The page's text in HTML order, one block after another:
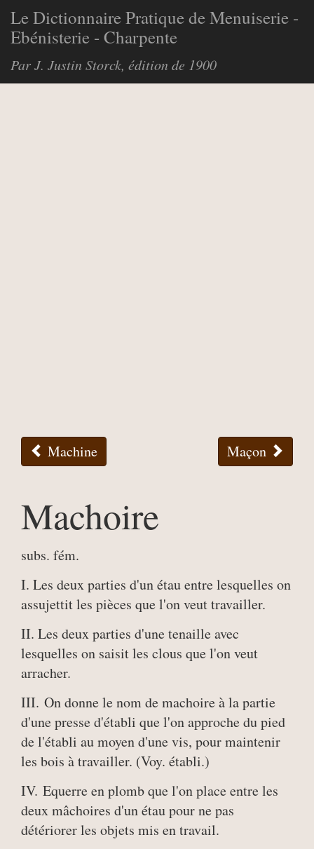
Le Dictionnaire Pratique de Menuiserie -
Ebénisterie - Charpente
Par J. Justin Storck, édition de 1900
Machine Maçon
Machoire
subs. fém.
I. Les deux parties d'un étau entre lesquelles on
assujettit les pièces que l'on veut travailler.
II. Les deux parties d'une tenaille avec
lesquelles on saisit les clous que l'on veut
arracher.
III. On donne le nom de machoire à la partie
d'une presse d'établi que l'on approche du pied
de l'établi au moyen d'une vis, pour maintenir
les bois à travailler. (Voy. établi.)
IV. Equerre en plomb que l'on place entre les
deux mâchoires d'un étau pour ne pas
détériorer les objets mis en travail.